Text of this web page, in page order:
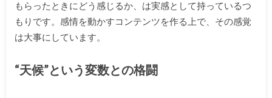
もらったときにどう感じるか、は実感として持っているつ
もりです。感情を動かすコンテンツを作る上で、その感覚
は大事にしています。
“天候”という変数との格闘